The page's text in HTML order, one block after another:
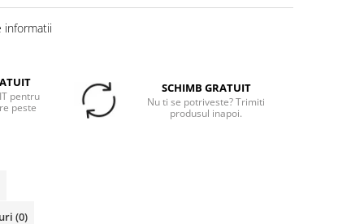
informatii
pentru
peste
SCHIMB GRATUIT
Nu ti se potriveste? Trimiti
produsul inapoi.
(0)